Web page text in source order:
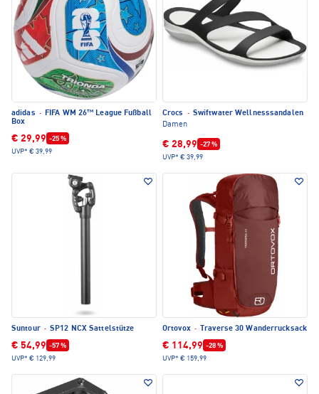
adidas · FIFA WM 26™ League Fußball
Box
€ 29,99 -25 %
UVP* € 39,99
Crocs · Swiftwater Wellnesssandalen
Damen
€ 28,99 -27 %
UVP* € 39,99
Suntour · SP12 NCX Sattelstütze
€ 54,99 -57 %
UVP* € 129,99
Ortovox · Traverse 30 Wanderrucksack
€ 114,99 -28 %
UVP* € 159,99